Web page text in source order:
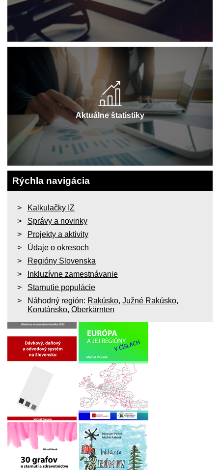
Aktuálne štatistiky
Rýchla navigácia
Kalkulačky IZ
Správy a novinky
Projekty a aktivity
Údaje o okresoch
Regióny Slovenska
Inkluzívne zamestnávanie
Starnutie populácie
Náhodný región: Rakúsko, Južné Rakúsko,
Korutánsko, Oberkärnten